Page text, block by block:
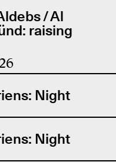
/ Al
raising
Night
Night